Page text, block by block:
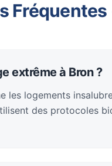
extrême à Bron ?
les logements
des protocoles